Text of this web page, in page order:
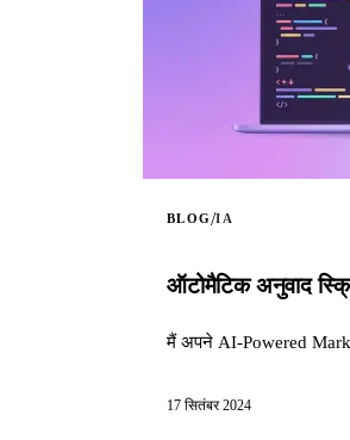
BLOG/IA
ऑटोमैटिक अनुवाद
मैं अपने AI-Powered
17 सितंबर 2024